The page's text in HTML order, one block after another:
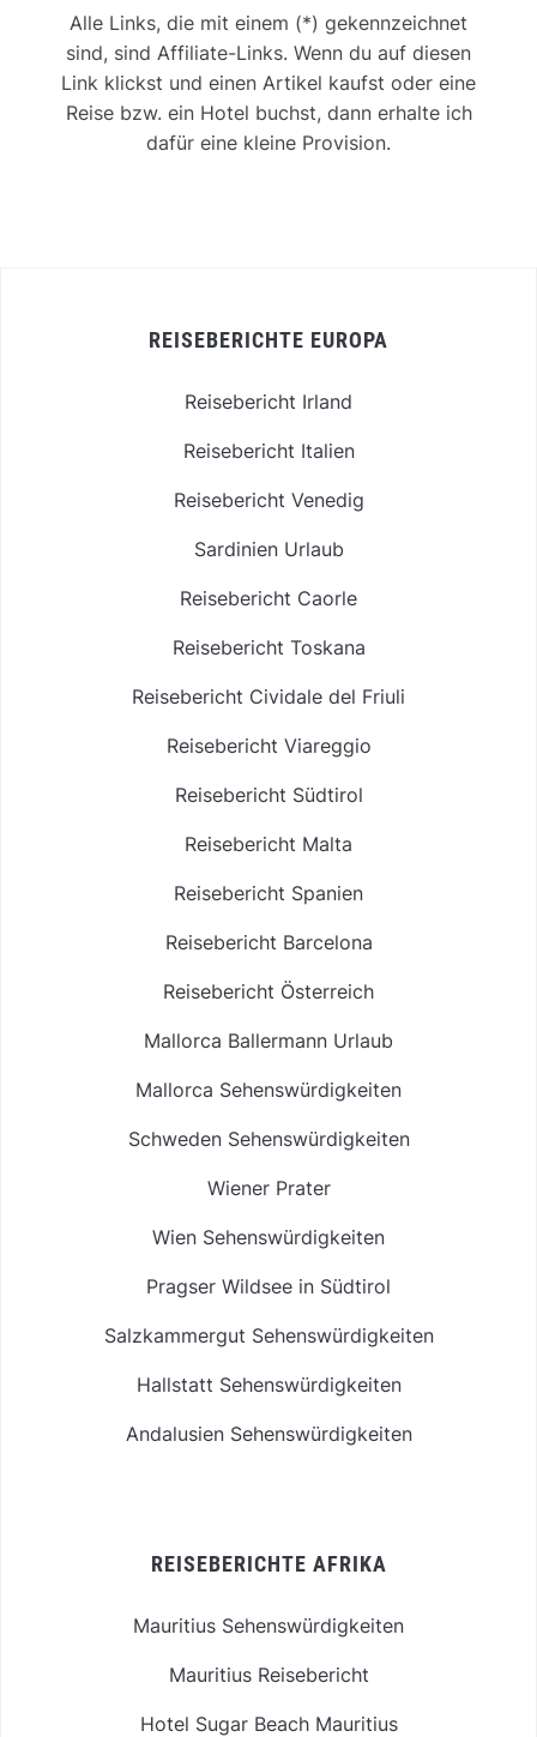
Alle Links, die mit einem (*) gekennzeichnet
sind, sind Affiliate-Links. Wenn du auf diesen
Link klickst und einen Artikel kaufst oder eine
Reise bzw. ein Hotel buchst, dann erhalte ich
dafür eine kleine Provision.
REISEBERICHTE EUROPA
Reisebericht Irland
Reisebericht Italien
Reisebericht Venedig
Sardinien Urlaub
Reisebericht Caorle
Reisebericht Toskana
Reisebericht Cividale del Friuli
Reisebericht Viareggio
Reisebericht Südtirol
Reisebericht Malta
Reisebericht Spanien
Reisebericht Barcelona
Reisebericht Österreich
Mallorca Ballermann Urlaub
Mallorca Sehenswürdigkeiten
Schweden Sehenswürdigkeiten
Wiener Prater
Wien Sehenswürdigkeiten
Pragser Wildsee in Südtirol
Salzkammergut Sehenswürdigkeiten
Hallstatt Sehenswürdigkeiten
Andalusien Sehenswürdigkeiten
REISEBERICHTE AFRIKA
Mauritius Sehenswürdigkeiten
Mauritius Reisebericht
Hotel Sugar Beach Mauritius